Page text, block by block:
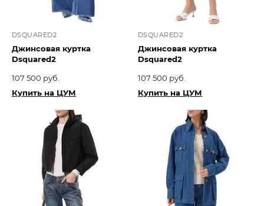
DSQUARED2
Джинсовая куртка
Dsquared2
107 500 руб.
Купить на ЦУМ
DSQUARED2
Джинсовая куртка
Dsquared2
107 500 руб.
Купить на ЦУМ